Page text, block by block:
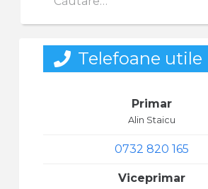
după:
Telefoane utile
Primar
Alin Staicu
0732 820 165
Viceprimar